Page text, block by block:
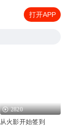
打开APP
2820
从火影开始签到